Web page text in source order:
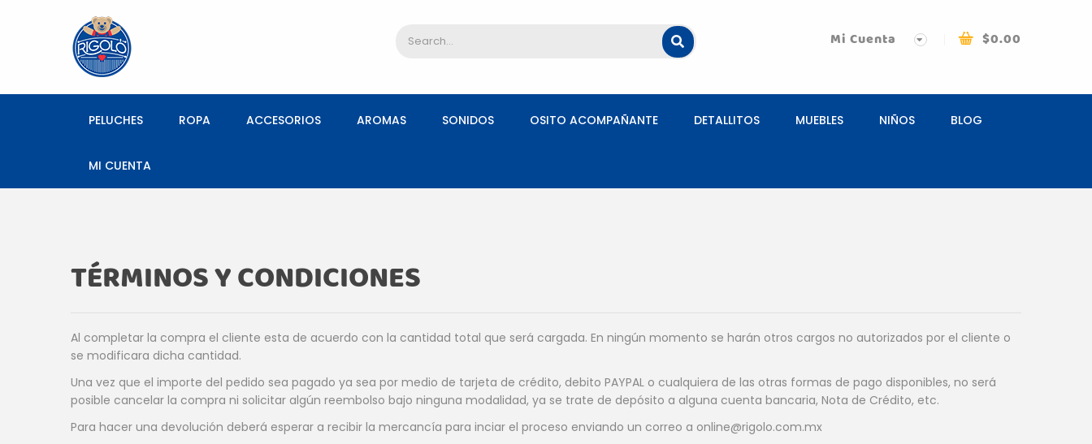
$0.00
Mi Cuenta
PELUCHES ROPA ACCESORIOS AROMAS SONIDOS OSITO ACOMPAÑANTE DETALLITOS MUEBLES NIÑOS BLOG
MI CUENTA
TÉRMINOS Y CONDICIONES
Al completar la compra el cliente esta de acuerdo con la cantidad total que será cargada. En ningún momento se harán otros cargos no autorizados por el cliente o
se modificara dicha cantidad.
Una vez que el importe del pedido sea pagado ya sea por medio de tarjeta de crédito, debito PAYPAL o cualquiera de las otras formas de pago disponibles, no será
posible cancelar la compra ni solicitar algún reembolso bajo ninguna modalidad, ya se trate de depósito a alguna cuenta bancaria, Nota de Crédito, etc.
Para hacer una devolución deberá esperar a recibir la mercancía para inciar el proceso enviando un correo a online@rigolo.com.mx